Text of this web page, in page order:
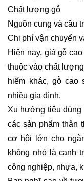
Chất lượng gỗ
Nguồn cung và cầu
Chi phí vận chuyển
Hiện nay, giá gỗ
thuộc vào chất
hiếm khác, gỗ
nhiều gia đình.
Xu hướng tiêu dùng
các sản phẩm thân
cơ hội lớn cho
không nhỏ là cạnh
công nghiệp, nhựa,